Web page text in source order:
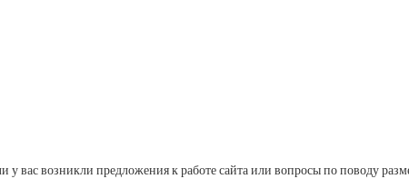
вас возникли предложения к работе сайта или вопросы по поводу